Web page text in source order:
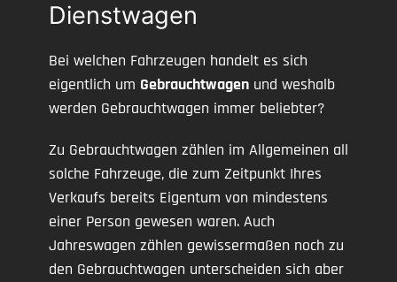
Dienstwagen
Bei welchen Fahrzeugen handelt es sich
eigentlich um Gebrauchtwagen und weshalb
werden Gebrauchtwagen immer beliebter?
Zu Gebrauchtwagen zählen im Allgemeinen all
solche Fahrzeuge, die zum Zeitpunkt Ihres
Verkaufs bereits Eigentum von mindestens
einer Person gewesen waren. Auch
Jahreswagen zählen gewissermaßen noch zu
den Gebrauchtwagen unterscheiden sich aber